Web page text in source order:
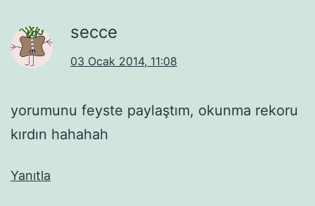
secce
03 Ocak 2014, 11:08
yorumunu feyste paylaştım, okunma rekoru
kırdın hahahah
Yanıtla